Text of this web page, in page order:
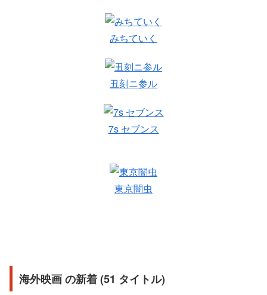
みちていく
丑刻ニ参ル
7s セブンス
東京闇虫
海外映画 の新着 (51 タイトル)